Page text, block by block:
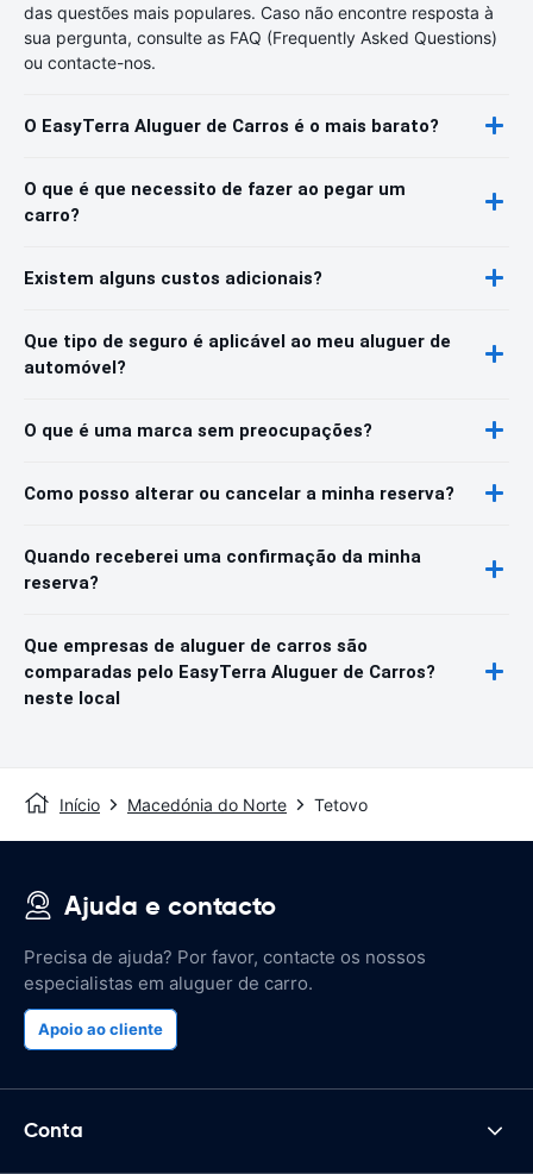
das questões mais populares. Caso não encontre resposta à
sua pergunta, consulte as FAQ (Frequently Asked Questions)
ou contacte-nos.
O EasyTerra Aluguer de Carros é o mais barato?
O que é que necessito de fazer ao pegar um
carro?
Existem alguns custos adicionais?
Que tipo de seguro é aplicável ao meu aluguer de
automóvel?
O que é uma marca sem preocupações?
Como posso alterar ou cancelar a minha reserva?
Quando receberei uma confirmação da minha
reserva?
Que empresas de aluguer de carros são
comparadas pelo EasyTerra Aluguer de Carros?
neste local
Início Macedónia do Norte Tetovo
Ajuda e contacto
Precisa de ajuda? Por favor, contacte os nossos
especialistas em aluguer de carro.
Apoio ao cliente
Conta